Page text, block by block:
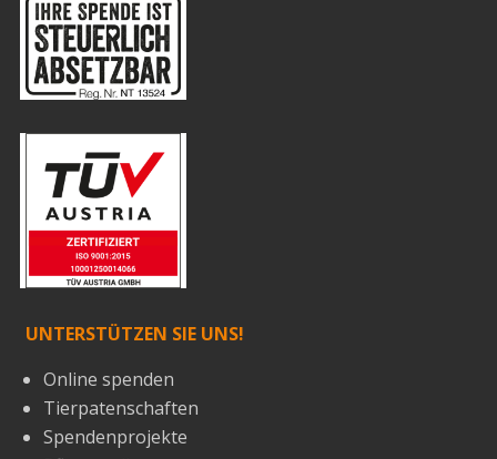
UNTERSTÜTZEN SIE UNS!
Online spenden
Tierpatenschaften
Spendenprojekte